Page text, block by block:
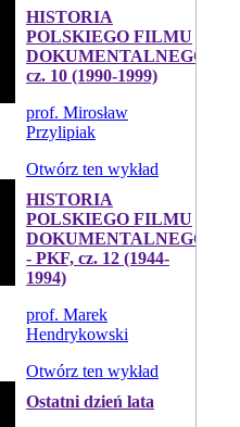
HISTORIA
POLSKIEGO FILMU
DOKUMENTALNEGO,
cz. 10 (1990-1999)
prof. Mirosław
Przylipiak
Otwórz ten wykład
HISTORIA
POLSKIEGO FILMU
DOKUMENTALNEGO
- PKF, cz. 12 (1944-
1994)
prof. Marek
Hendrykowski
Otwórz ten wykład
Ostatni dzień lata